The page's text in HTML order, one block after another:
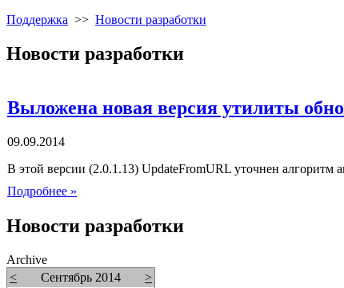
Поддержка >> Новости разработки
Новости разработки
Выложена новая версия утилиты
09.09.2014
В этой версии (2.0.1.13) UpdateFromURL уточнен алгоритм
Подробнее »
Новости разработки
Archive
<
Сентябрь 2014
>